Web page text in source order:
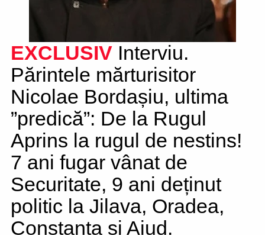
EXCLUSIV Interviu.
Părintele mărturisitor
Nicolae Bordașiu, ultima
”predică”: De la Rugul
Aprins la rugul de nestins!
7 ani fugar vânat de
Securitate, 9 ani deținut
politic la Jilava, Oradea,
Constanța și Aiud.